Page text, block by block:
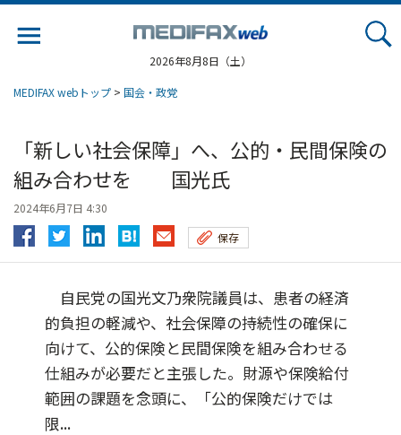
2026年8月8日（土）
MEDIFAX webトップ > 国会・政党
「新しい社会保障」へ、公的・民間保険の
組み合わせを 国光氏
2024年6月7日 4:30
保存
自民党の国光文乃衆院議員は、患者の経済
的負担の軽減や、社会保障の持続性の確保に
向けて、公的保険と民間保険を組み合わせる
仕組みが必要だと主張した。財源や保険給付
範囲の課題を念頭に、「公的保険だけでは
限...